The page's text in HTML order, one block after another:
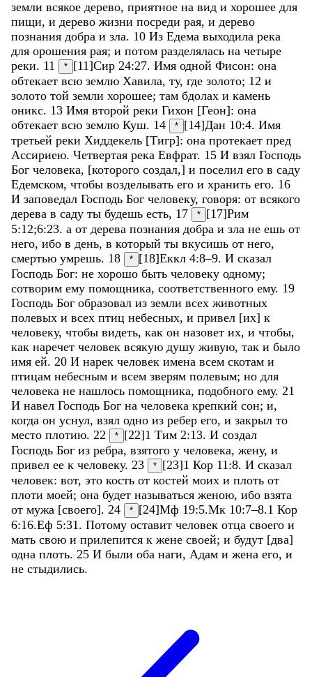
земли всякое дерево, приятное на вид и хорошее для
пищи, и дерево жизни посреди рая, и дерево
познания добра и зла. 10 Из Едема выходила река
для орошения рая; и потом разделялась на четыре
реки. 11 * [11]Сир 24:27. Имя одной Фисон: она
обтекает всю землю Хавила, ту, где золото; 12 и
золото той земли хорошее; там бдолах и камень
оникс. 13 Имя второй реки Гихон [Геон]: она
обтекает всю землю Куш. 14 * [14]Дан 10:4. Имя
третьей реки Хиддекель [Тигр]: она протекает пред
Ассириею. Четвертая река Евфрат. 15 И взял Господь
Бог человека, [которого создал,] и поселил его в саду
Едемском, чтобы возделывать его и хранить его. 16
И заповедал Господь Бог человеку, говоря: от всякого
дерева в саду ты будешь есть, 17 * [17]Рим
5:12;6:23. а от дерева познания добра и зла не ешь от
него, ибо в день, в который ты вкусишь от него,
смертью умрешь. 18 * [18]Еккл 4:8–9. И сказал
Господь Бог: не хорошо быть человеку одному;
сотворим ему помощника, соответственного ему. 19
Господь Бог образовал из земли всех животных
полевых и всех птиц небесных, и привел [их] к
человеку, чтобы видеть, как он назовет их, и чтобы,
как наречет человек всякую душу живую, так и было
имя ей. 20 И нарек человек имена всем скотам и
птицам небесным и всем зверям полевым; но для
человека не нашлось помощника, подобного ему. 21
И навел Господь Бог на человека крепкий сон; и,
когда он уснул, взял одно из ребер его, и закрыл то
место плотию. 22 * [22]1 Тим 2:13. И создал
Господь Бог из ребра, взятого у человека, жену, и
привел ее к человеку. 23 * [23]1 Кор 11:8. И сказал
человек: вот, это кость от костей моих и плоть от
плоти моей; она будет называться женою, ибо взята
от мужа [своего]. 24 * [24]Мф 19:5.Мк 10:7–8.1 Кор
6:16.Еф 5:31 . Потому оставит человек отца своего и
мать свою и прилепится к жене своей; и будут [два]
одна плоть. 25 И были оба наги, Адам и жена его, и
не стыдились.